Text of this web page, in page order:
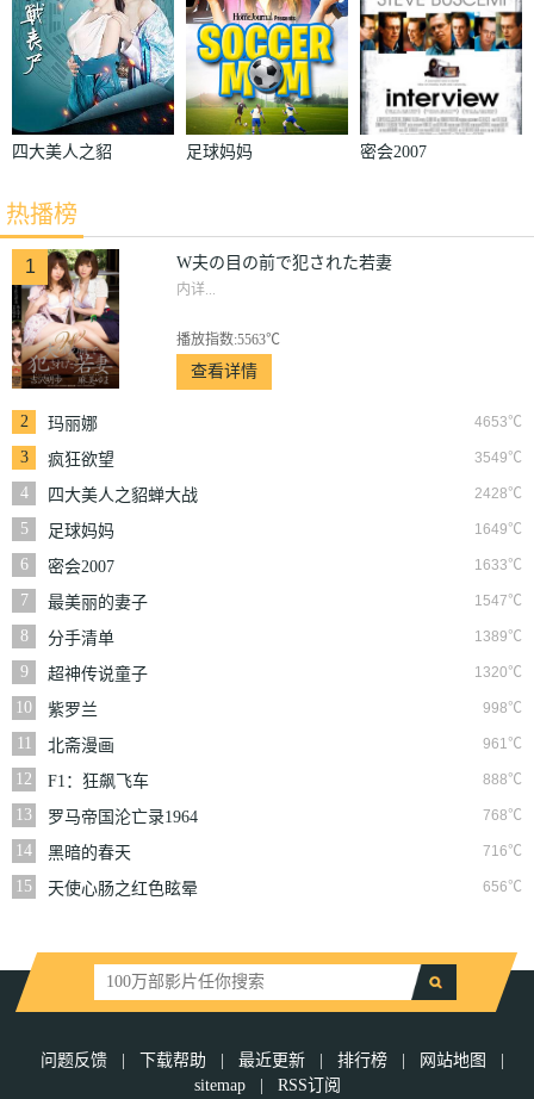
四大美人之貂
足球妈妈 密会2007
热播榜
1 W夫の目の前で犯された若妻
内详...
播放指数:5563℃
查看详情
2 4653℃
玛丽娜
3
3549℃
疯狂欲望
4
2428℃
四大美人之貂蝉大战
丧尸
5 1649℃
足球妈妈
6
1633℃
密会2007
7
1547℃
最美丽的妻子
8
1389℃
分手清单
9
1320℃
超神传说童子
10
998℃
紫罗兰
11
961℃
北斋漫画
12
888℃
F1：狂飙飞车
13
768℃
罗马帝国沦亡录1964
14
716℃
黑暗的春天
15
656℃
天使心肠之红色眩晕
问题反馈 下载帮助 最近更新 排行榜 网站地图
sitemap
RSS订阅